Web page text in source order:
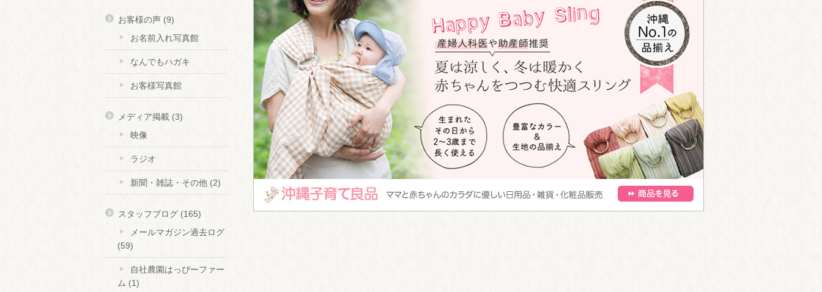
お客様の声 (9)
お名前入れ写真館
なんでもハガキ
お客様写真館
メディア掲載 (3)
映像
ラジオ
新聞・雑誌・その他 (2)
スタッフブログ (165)
メールマガジン過去ログ
(59)
自社農園はっぴーファー
ム (1)